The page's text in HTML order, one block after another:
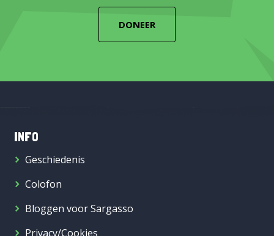
DONEER
INFO
Geschiedenis
Colofon
Bloggen voor Sargasso
Privacy/Cookies